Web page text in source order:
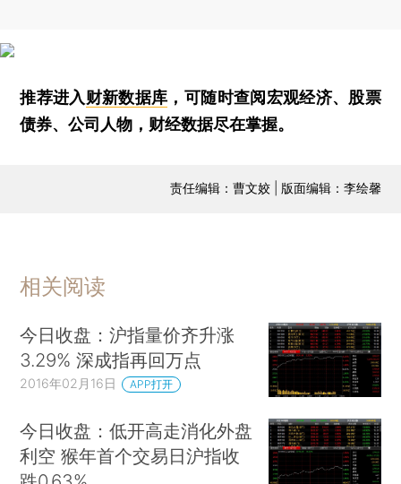
推荐进入财新数据库 ，可随时查阅宏观经济、股票
债券、公司人物，财经数据尽在掌握。
责任编辑：曹文姣 | 版面编辑：李绘馨
相关阅读
今日收盘：沪指量价齐升涨
3.29% 深成指再回万点
2016年02月16日 APP打开
今日收盘：低开高走消化外盘
利空 猴年首个交易日沪指收